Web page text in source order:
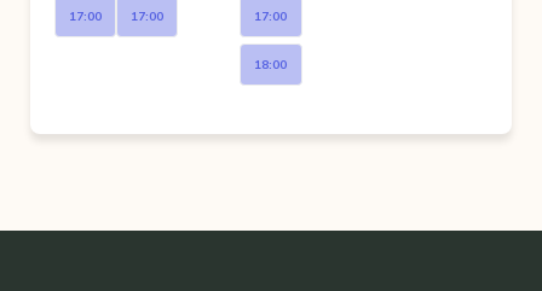
17:00 17:00 17:00
18:00